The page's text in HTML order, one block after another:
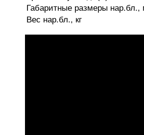
Габаритные размеры
Вес нар.бл., кг